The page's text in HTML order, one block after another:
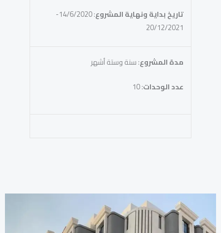
تاريخ بداية ونهاية المشروع
: 14/6/2020-
20/12/2021
مدة المشروع: سنة وستة أشهر
عدد الوحدات: 10